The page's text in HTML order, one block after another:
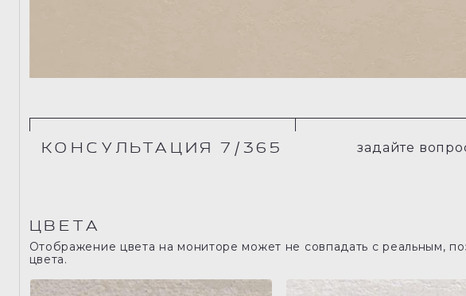
КОНСУЛЬТАЦИЯ 7/365 задайте
ЦВЕТА
Отображение цвета на мониторе может не совпадать с реальным,
цвета.